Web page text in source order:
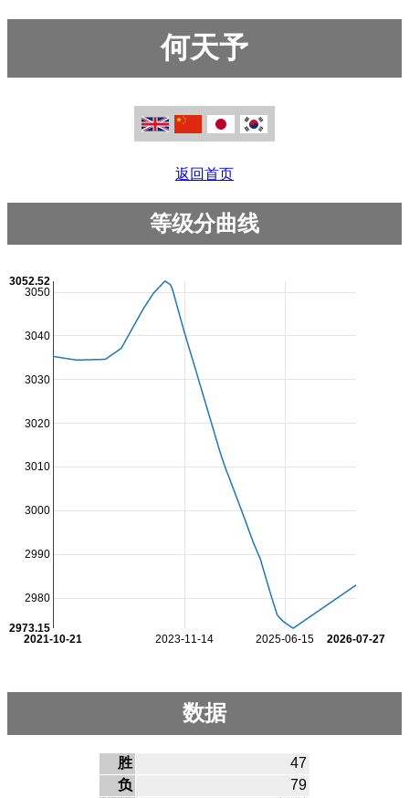
何天予
返回首页
等级分曲线
2023-11-14 2025-06-15
2021-10-21 2026-07-27
2980
2990
3000
3010
3020
3030
3040
3050
2973.15
3052.52
数据
胜
47
负
79